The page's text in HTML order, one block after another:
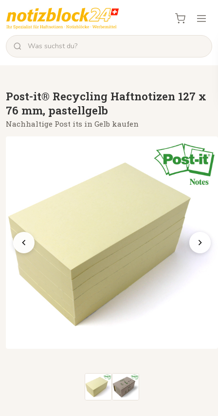
Post-it® Recycling Haftnotizen 127 x
76 mm, pastellgelb
Nachhaltige Post its in Gelb kaufen